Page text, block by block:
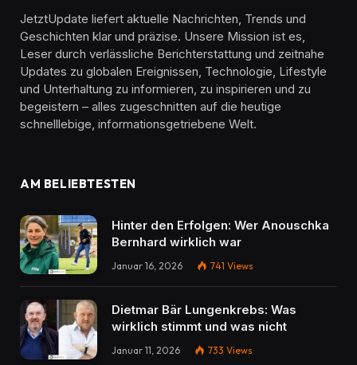
JetztUpdate liefert aktuelle Nachrichten, Trends und
Geschichten klar und präzise. Unsere Mission ist es,
Leser durch verlässliche Berichterstattung und zeitnahe
Updates zu globalen Ereignissen, Technologie, Lifestyle
und Unterhaltung zu informieren, zu inspirieren und zu
begeistern – alles zugeschnitten auf die heutige
schnelllebige, informationsgetriebene Welt.
AM BELIEBTESTEN
Hinter den Erfolgen: Wer Anouschka
Bernhard wirklich war
Januar 16, 2026 741 Views
Dietmar Bär Lungenkrebs: Was
wirklich stimmt und was nicht
Januar 11, 2026 733 Views